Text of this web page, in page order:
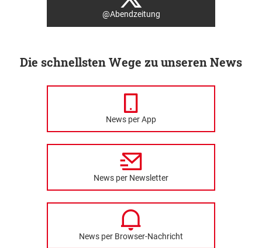
@Abendzeitung
Die schnellsten Wege zu unseren News
News per App
News per Newsletter
News per Browser-Nachricht